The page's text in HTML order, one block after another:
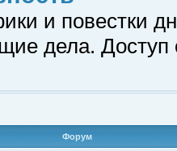
и повестки
дела.
Форум